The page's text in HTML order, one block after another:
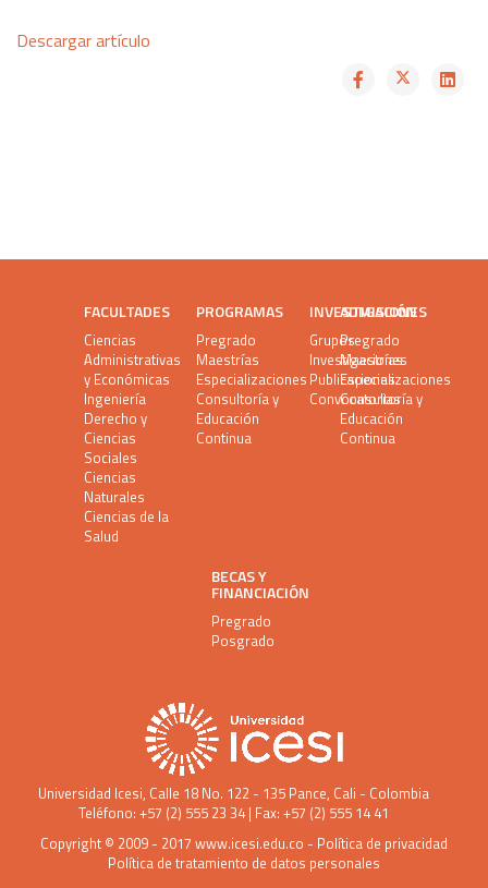
Descargar artículo
FACULTADES
Ciencias
Administrativas
y Económicas
Ingeniería
Derecho y
Ciencias
Sociales
Ciencias
Naturales
Ciencias de la
Salud
PROGRAMAS
Pregrado
Maestrías
Especializaciones
Consultoría y
Educación
Continua
INVESTIGACIÓN
Grupos
Investigaciones
Publicaciones
Convocatorias
ADMISIONES
Pregrado
Maestrías
Especializaciones
Consultoría y
Educación
Continua
BECAS Y
FINANCIACIÓN
Pregrado
Posgrado
Universidad Icesi, Calle 18 No. 122 - 135 Pance, Cali - Colombia
Teléfono: +57 (2) 555 23 34 | Fax: +57 (2) 555 14 41
Copyright © 2009 - 2017 www.icesi.edu.co - Política de privacidad
Política de tratamiento de datos personales